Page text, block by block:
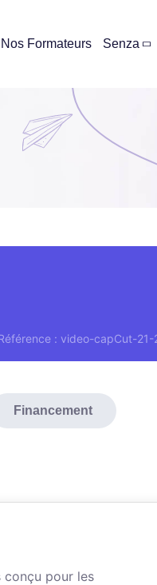
Nos Formateurs Senza
: video-capCut-21-
Financement
conçu pour les